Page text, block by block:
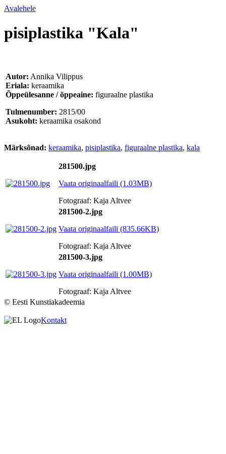
Avalehele
pisiplastika "Kala"
Autor: Annika Vilippus
Eriala: keraamika
Õppeülesanne / õppeaine: figuraalne plastika
Tulmenumber: 2815/00
Asukoht: keraamika osakond
Märksõnad: keraamika, pisiplastika, figuraalne plastika, kala
281500.jpg
Vaata originaalfaili (1.03MB)
Fotograaf: Kaja Altvee
281500-2.jpg
Vaata originaalfaili (835.66KB)
Fotograaf: Kaja Altvee
281500-3.jpg
Vaata originaalfaili (1.00MB)
Fotograaf: Kaja Altvee
© Eesti Kunstiakadeemia
Kontakt